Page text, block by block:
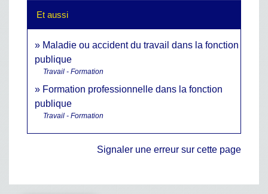
Et aussi
Maladie ou accident du travail dans la fonction
publique
Travail - Formation
Formation professionnelle dans la fonction
publique
Travail - Formation
Signaler une erreur sur cette page